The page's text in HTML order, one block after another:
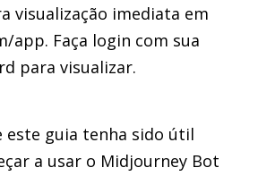
visualização imediata em
app. Faça login com sua
para visualizar.
este guia tenha sido útil
a usar o Midjourney Bot